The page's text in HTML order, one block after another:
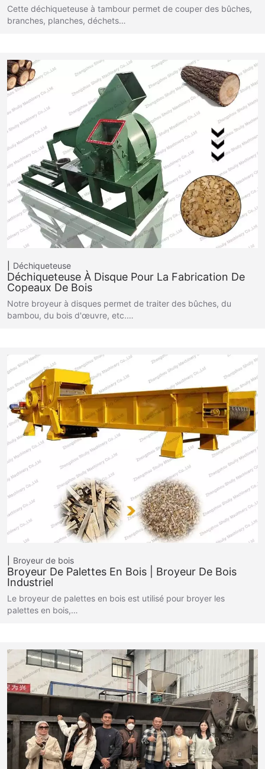
Cette déchiqueteuse à tambour permet de couper des bûches,
branches, planches, déchets…
Déchiqueteuse
Déchiqueteuse À Disque Pour La Fabrication De
Copeaux De Bois
Notre broyeur à disques permet de traiter des bûches, du
bambou, du bois d'œuvre, etc.…
Broyeur de bois
Broyeur De Palettes En Bois | Broyeur De Bois
Industriel
Le broyeur de palettes en bois est utilisé pour broyer les
palettes en bois,…